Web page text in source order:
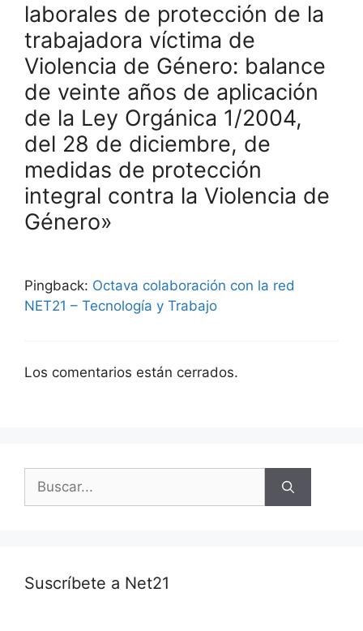
laborales de protección de la
trabajadora víctima de
Violencia de Género: balance
de veinte años de aplicación
de la Ley Orgánica 1/2004,
del 28 de diciembre, de
medidas de protección
integral contra la Violencia de
Género»
Pingback: Octava colaboración con la red
NET21 – Tecnología y Trabajo
Los comentarios están cerrados.
Suscríbete a Net21